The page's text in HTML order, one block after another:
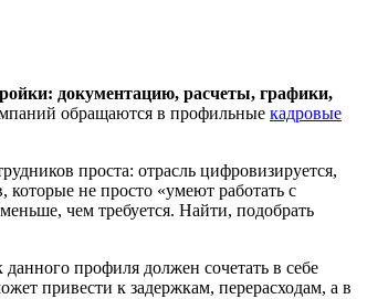
документацию, расчеты, графики,
обращаются в профильные кадровые
проста: отрасль цифровизируется,
не просто «умеют работать с
чем требуется. Найти, подобрать
профиля должен сочетать в себе
привести к задержкам, перерасходам, а в